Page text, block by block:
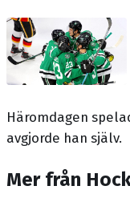
Häromdagen
avgjorde han själv.
Mer från